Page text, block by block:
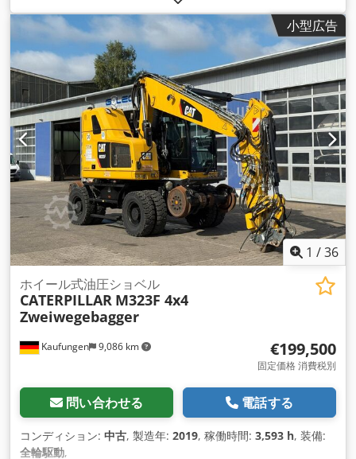
小型広告
1 /36
Kaufungen 9,086 km
ホイール式油圧ショベル
CATERPILLAR M323F 4x4
Zweiwegebagger
€199,500
固定価格 消費税別
問い合わせる 電話する
コンディション: 中古, 製造年: 2019, 稼働時間: 3,593 h, 装備:
全輪駆動,